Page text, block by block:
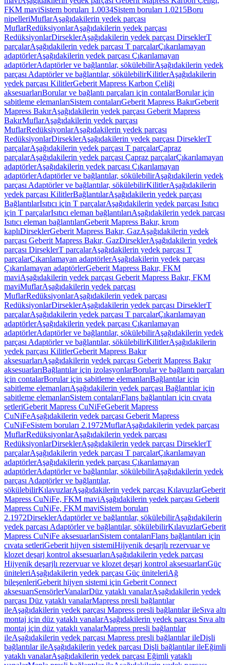
FKM maviSistem boruları 1.0034Sistem boruları 1.0215Boru
nipelleriMuflarAşağıdakilerin yedek parçası
MuflarRedüksiyonlarAşağıdakilerin yedek parçası
RedüksiyonlarDirseklerAşağıdakilerin yedek parçası DirseklerT
parçalarAşağıdakilerin yedek parçası T parçalarÇıkarılamayan
adaptörlerAşağıdakilerin yedek parçası Çıkarılamayan
adaptörlerAdaptörler ve bağlantılar, sökülebilirAşağıdakilerin yedek
parçası Adaptörler ve bağlantılar, sökülebilirKilitlerAşağıdakilerin
yedek parçası KilitlerGeberit Mapress Karbon Çeliği
aksesuarlarıBorular ve bağlantı parçaları için contalarBorular için
sabitleme elemanlarıSistem contalarıGeberit Mapress BakırGeberit
Mapress BakırAşağıdakilerin yedek parçası Geberit Mapress
BakırMuflarAşağıdakilerin yedek parçası
MuflarRedüksiyonlarAşağıdakilerin yedek parçası
RedüksiyonlarDirseklerAşağıdakilerin yedek parçası DirseklerT
parçalarAşağıdakilerin yedek parçası T parçalarÇapraz
parçalarAşağıdakilerin yedek parçası Çapraz parçalarÇıkarılamayan
adaptörlerAşağıdakilerin yedek parçası Çıkarılamayan
adaptörlerAdaptörler ve bağlantılar, sökülebilirAşağıdakilerin yedek
parçası Adaptörler ve bağlantılar, sökülebilirKilitlerAşağıdakilerin
yedek parçası KilitlerBağlantılarAşağıdakilerin yedek parçası
BağlantılarIsıtıcı için T parçalarAşağıdakilerin yedek parçası Isıtıcı
için T parçalarIsıtıcı eleman bağlantılarıAşağıdakilerin yedek parçası
Isıtıcı eleman bağlantılarıGeberit Mapress Bakır, krom
kaplıDirseklerGeberit Mapress Bakır, GazAşağıdakilerin yedek
parçası Geberit Mapress Bakır, GazDirseklerAşağıdakilerin yedek
parçası DirseklerT parçalarAşağıdakilerin yedek parçası T
parçalarÇıkarılamayan adaptörlerAşağıdakilerin yedek parçası
Çıkarılamayan adaptörlerGeberit Mapress Bakır, FKM
maviAşağıdakilerin yedek parçası Geberit Mapress Bakır, FKM
maviMuflarAşağıdakilerin yedek parçası
MuflarRedüksiyonlarAşağıdakilerin yedek parçası
RedüksiyonlarDirseklerAşağıdakilerin yedek parçası DirseklerT
parçalarAşağıdakilerin yedek parçası T parçalarÇıkarılamayan
adaptörlerAşağıdakilerin yedek parçası Çıkarılamayan
adaptörlerAdaptörler ve bağlantılar, sökülebilirAşağıdakilerin yedek
parçası Adaptörler ve bağlantılar, sökülebilirKilitlerAşağıdakilerin
yedek parçası KilitlerGeberit Mapress Bakır
aksesuarlarıAşağıdakilerin yedek parçası Geberit Mapress Bakır
aksesuarlarıBağlantılar için izolasyonlarBorular ve bağlantı parçaları
için contalarBorular için sabitleme elemanlarıBağlantılar için
sabitleme elemanlarıAşağıdakilerin yedek parçası Bağlantılar için
sabitleme elemanlarıSistem contalarıFlanş bağlantıları için cıvata
setleriGeberit Mapress CuNiFeGeberit Mapress
CuNiFeAşağıdakilerin yedek parçası Geberit Mapress
CuNiFeSistem boruları 2.1972MuflarAşağıdakilerin yedek parçası
MuflarRedüksiyonlarAşağıdakilerin yedek parçası
RedüksiyonlarDirseklerAşağıdakilerin yedek parçası DirseklerT
parçalarAşağıdakilerin yedek parçası T parçalarÇıkarılamayan
adaptörlerAşağıdakilerin yedek parçası Çıkarılamayan
adaptörlerAdaptörler ve bağlantılar, sökülebilirAşağıdakilerin yedek
parçası Adaptörler ve bağlantılar,
sökülebilirKılavuzlarAşağıdakilerin yedek parçası KılavuzlarGeberit
Mapress CuNiFe, FKM maviAşağıdakilerin yedek parçası Geberit
Mapress CuNiFe, FKM maviSistem boruları
2.1972DirseklerAdaptörler ve bağlantılar, sökülebilirAşağıdakilerin
yedek parçası Adaptörler ve bağlantılar, sökülebilirKılavuzlarGeberit
Mapress CuNiFe aksesuarlarıSistem contalarıFlanş bağlantıları için
cıvata setleriGeberit hijyen sistemiHijyenik deşarjlı rezervuar ve
klozet deşarj kontrol aksesuarlarıAşağıdakilerin yedek parçası
Hijyenik deşarjlı rezervuar ve klozet deşarj kontrol aksesuarlarıGüç
üniteleriAşağıdakilerin yedek parçası Güç üniteleriAğ
bileşenleriGeberit hijyen sistemi için Geberit Connect
aksesuarıSensörlerVanalarDüz yataklı vanalarAşağıdakilerin yedek
parçası Düz yataklı vanalarMapress presli bağlantılar
ileAşağıdakilerin yedek parçası Mapress presli bağlantılar ileSıva altı
montaj için düz yataklı vanalarAşağıdakilerin yedek parçası Sıva altı
montaj için düz yataklı vanalarMapress presli bağlantılar
ileAşağıdakilerin yedek parçası Mapress presli bağlantılar ileDişli
bağlantılar ileAşağıdakilerin yedek parçası Dişli bağlantılar ileEğimli
yataklı vanalarAşağıdakilerin yedek parçası Eğimli yataklı